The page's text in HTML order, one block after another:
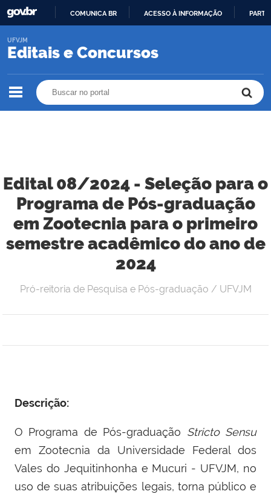
O
COMUNICA BR ACESSO À INFORMAÇÃO
Editais e Concursos
UFVJM
Edital 08/2024 - Seleção para o
Programa de Pós-graduação
em Zootecnia para o primeiro
semestre acadêmico do ano de
2024
Pró-reitoria de Pesquisa e Pós-graduação / UFVJM
Descrição:
O Programa de Pós-graduação Stricto Sensu
em Zootecnia da Universidade Federal dos
Vales do Jequitinhonha e Mucuri - UFVJM, no
uso de suas atribuições legais, torna público e